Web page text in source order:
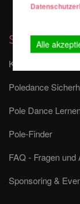
Services
Kontakt
Poledance
Pole Dance
Pole-Finder
FAQ - Fragen und
Sponsoring &
Alle